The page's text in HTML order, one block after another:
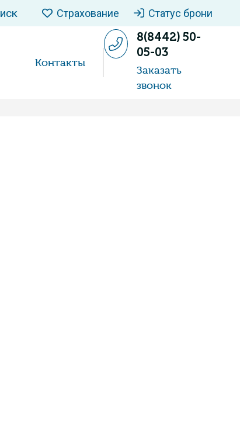
Страхование Статус брони
Контакты
8(8442) 50-
05-03
Заказать
звонок